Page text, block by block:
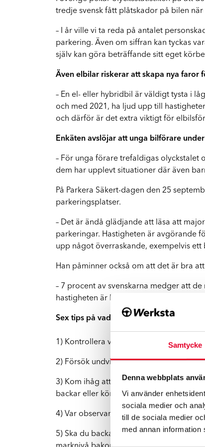
Samtycke
Denna webbplats
Vi använder
sociala medier och
till de sociala medier
med annan
Vi hjälper dig hela vägen
Mopedbilar
Vi har rätt kompetens för mindre fordon
El- och hybridbilar
tredje svensk fått plåtskador på bilen
– I år ville vi ta reda på antalet
parkering. Även om siffran kan tyckas
själv kan göra beträffande sitt eget
Även elbilar riskerar att skapa nya faror
– En el- eller hybridbil är väldigt tysta i
och med 2021, ha ljud upp till
och därför är det extra viktigt för
Enkäten avslöjar att unga bilförare
– För unga förare trefaldigas olyckstalet
dem har upplevt situationer där även
På Parkera Säkert-dagen den 25
parkeringsplatser.
– Det är ändå glädjande att läsa att
parkeringar. Hastigheten är avgörande
upp något överraskande, exempelvis
Han påminner också om att det är bra
– 7 procent av svenskarna medger att
hastigheten är låg kräver
Sex tips på vad en förare bör observera
1) Kontrollera vilken
2) Försök undvika att parkera så att du
3) Kom ihåg att enligt lagen ska den
backar eller kör framåt när man lämnar
4) Var observant– titta inte på mobilen
5) Ska du backa en bil som stått